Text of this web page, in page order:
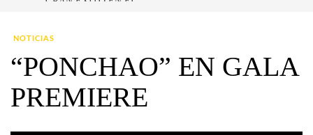
NOTICIAS
“PONCHAO” EN GALA
PREMIERE